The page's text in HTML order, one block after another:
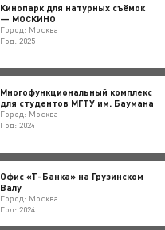
Кинопарк для натурных съёмок
— МОСКИНО
Город: Москва
Год: 2025
Многофункциональный комплекс
для студентов МГТУ им. Баумана
Город: Москва
Год: 2024
Офис «Т-Банка» на Грузинском
Валу
Город: Москва
Год: 2024